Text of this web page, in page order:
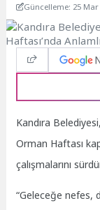
Güncelleme: 25 Mar
Kandıra
Orman Haftası
çalışmalarını
“Geleceğe nefes,